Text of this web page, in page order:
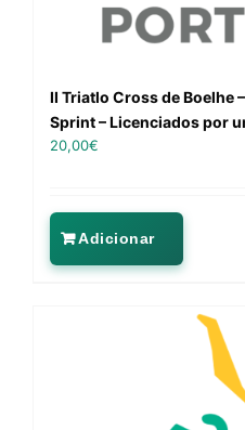
II Triatlo Cross de Boelhe
Sprint – Licenciados por
20,00€
Adicionar